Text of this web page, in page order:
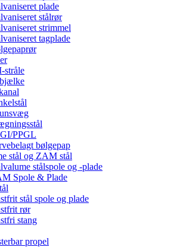
plade
stålrør
strimmel
tagplade
stråle
PPGL
bølgepap
stål og ZAM stål
stålspole og -plade
Spole & Plade
stål spole og plade
rør
stang
propel